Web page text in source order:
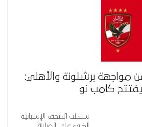
مواجهة برشلونة والأهلي:
يفتتح كامب نو
سلطت الصحف الإسبانية
الضوء على المباراة